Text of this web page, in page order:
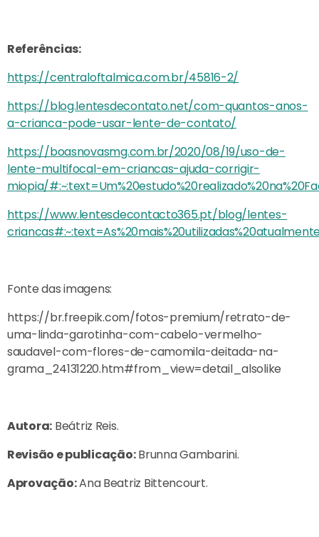
Referências:
https://centraloftalmica.com.br/45816-2/
https://blog.lentesdecontato.net/com-quantos-anos-
a-crianca-pode-usar-lente-de-contato/
https://boasnovasmg.com.br/2020/08/19/uso-de-
lente-multifocal-em-criancas-ajuda-corrigir-
miopia/
https://www.lentesdecontacto365.pt/blog/lentes-
Fonte das imagens:
https://br.freepik.com/fotos-premium/retrato-de-
uma-linda-garotinha-com-cabelo-vermelho-
saudavel-com-flores-de-camomila-deitada-na-
grama_24131220.htm#from_view=detail_alsolike
Autora: Beátriz Reis.
Revisão e publicação:Brunna Gambarini.
Aprovação:Ana Beatriz Bittencourt.